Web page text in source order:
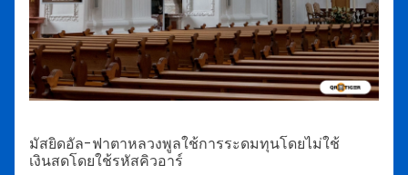
มัสยิดอัล-ฟาตาหลวงพูลใช้การระดมทุนโดยไม่ใช้
เงินสดโดยใช้รหัสคิวอาร์